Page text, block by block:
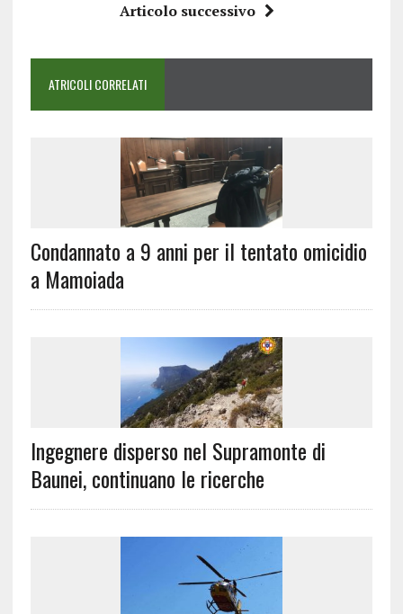
Articolo successivo
ATRICOLI CORRELATI
Condannato a 9 anni per il tentato omicidio
a Mamoiada
Ingegnere disperso nel Supramonte di
Baunei, continuano le ricerche